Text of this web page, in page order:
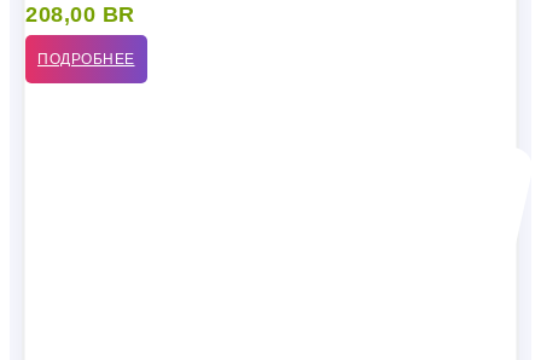
208,00 BR
ПОДРОБНЕЕ